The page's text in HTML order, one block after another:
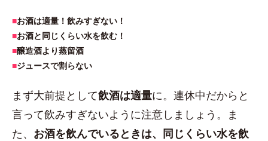
■お酒は適量！飲みすぎない！
■お酒と同じくらい水を飲む！
■醸造酒より蒸留酒
■ジュースで割らない
まず大前提として飲酒は適量に。連休中だからと
言って飲みすぎないように注意しましょう。ま
た、 お酒を飲んでいるときは、同じくらい水を飲